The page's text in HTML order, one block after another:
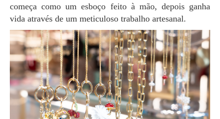
começa como um esboço feito à mão, depois ganha
vida através de um meticuloso trabalho artesanal.